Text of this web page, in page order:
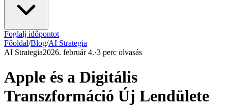
Foglalj időpontot
Főoldal/Blog/AI Strategia
AI Strategia2026. február 4.·3 perc olvasás
Apple és a Digitális
Transzformáció Új Lendülete